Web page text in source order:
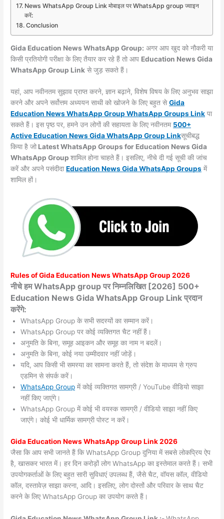
News WhatsApp Group Link मोबाइल पर WhatsApp group ज्वाइन
करें:
Conclusion
Gida Education News WhatsApp Group: अगर आप खुद को नौकरी या
किसी प्रतियोगी परीक्षा के लिए तैयार कर रहे हैं तो आप Education News Gida
WhatsApp Group Link से जुड़ सकते हैं।
यहां, आप नवीनतम सुझाव प्राप्त करने, ज्ञान बढ़ाने, विशेष विषय के लिए अनुभव साझा
करने और अपने सर्वोत्तम अध्ययन साथी को खोजने के लिए बहुत सेGida
Education News WhatsApp Group WhatsApp GroupsLink पा
सकते हैं। इस पृष्ठ पर, हमने उन लोगों की सहायता के लिए नवीनतम 500+
Active Education News Gida WhatsApp Group Linkसूचीबद्ध
किया है जो Latest WhatsApp Groups for Education News Gida
WhatsApp Groupशामिल होना चाहते हैं। इसलिए, नीचे दी गई सूची की जांच
करें और अपने पसंदीदाEducation News Gida WhatsAppGroups में
शामिल हों।
Rules ofGidaEducation News WhatsApp Group 2026
नीचे हम WhatsApp group पर निम्नलिखित [2026] 500+
Education News Gida WhatsApp Group Link प्रदान
करेंगे:
WhatsApp Group के सभी सदस्यों का सम्मान करें।
WhatsApp Group पर कोई व्यक्तिगत चैट नहीं हैं।
अनुमति के बिना, समूह आइकन और समूह का नाम न बदलें।
अनुमति के बिना, कोई नया उम्मीदवार नहीं जोड़ें।
यदि, आप किसी भी समस्या का सामना करते हैं, तो संदेश के माध्यम से ग्रुप
एडमिन से संपर्क करें।
WhatsApp Group में कोई व्यक्तिगत सामग्री / YouTube वीडियो साझा
नहीं किए जाएंगे।
WhatsApp Group में कोई भी वयस्क सामग्री / वीडियो साझा नहीं किए
जाएंगे। कोई भी धार्मिक सामग्री पोस्ट न करें।
GidaEducation News WhatsApp Group Link 2026
जैसा कि आप सभी जानते हैं कि WhatsApp Group दुनिया में सबसे लोकप्रिय ऐप
है, खासकर भारत में। हर दिन करोड़ों लोग WhatsApp का इस्तेमाल करते हैं। सभी
उपयोगकर्ताओं के लिए बहुत सारी सुविधाएं उपलब्ध हैं, जैसे चैट, वॉयस कॉल, वीडियो
कॉल, दस्तावेज़ साझा करना, आदि। इसलिए, लोग दोस्तों और परिवार के साथ चैट
करने के लिए WhatsApp Group का उपयोग करते हैं।